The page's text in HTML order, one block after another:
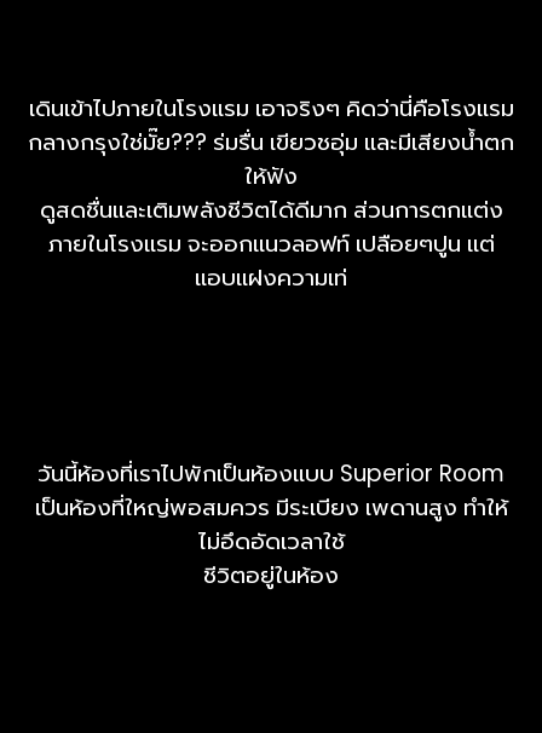
เดินเข้าไปภายในโรงแรม เอาจริงๆ คิดว่านี่คือโรงแรม
กลางกรุงใช่มั๊ย??? ร่มรื่น เขียวชอุ่ม และมีเสียงน้ำตก
ให้ฟัง
ดูสดชื่นและเติมพลังชีวิตได้ดีมาก ส่วนการตกแต่ง
ภายในโรงแรม จะออกแนวลอฟท์ เปลือยๆปูน แต่
แอบแฝงความเท่
วันนี้ห้องที่เราไปพักเป็นห้องแบบ Superior Room
เป็นห้องที่ใหญ่พอสมควร มีระเบียง เพดานสูง ทำให้
ไม่อึดอัดเวลาใช้
ชีวิตอยู่ในห้อง